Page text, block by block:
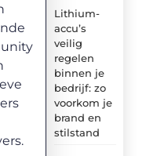
Lithium-
accu’s
veilig
regelen
binnen je
bedrijf: zo
voorkom je
brand en
stilstand